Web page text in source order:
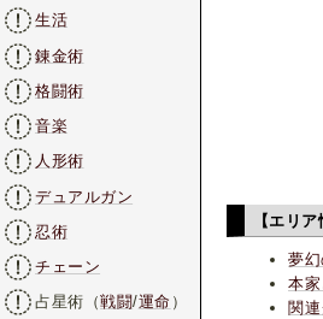
【エリ
夢
本
関
生活
錬金術
格闘術
音楽
人形術
デュアルガン
忍術
チェーン
占星術（戦闘/運命 ）